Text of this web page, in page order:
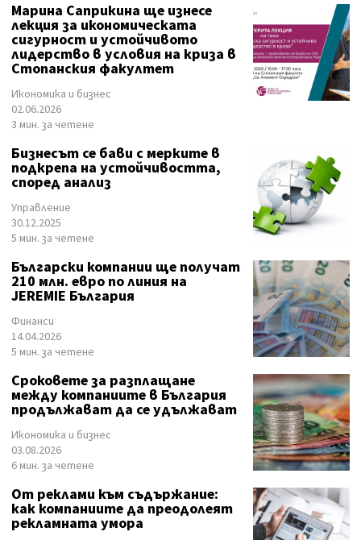
Марина Саприкина ще изнесе
лекция за икономическата
сигурност и устойчивото
лидерство в условия на криза в
Стопанския факултет
Икономика и бизнес
02.06.2026
3 мин. за четене
Бизнесът се бави с мерките в
подкрепа на устойчивостта,
според анализ
Управление
30.12.2025
5 мин. за четене
Български компании ще получат
210 млн. евро по линия на
JEREMIE България
Финанси
14.04.2026
5 мин. за четене
Сроковете за разплащане
между компаниите в България
продължават да се удължават
Икономика и бизнес
03.08.2026
6 мин. за четене
От реклами към съдържание:
как компаниите да преодолеят
рекламната умора